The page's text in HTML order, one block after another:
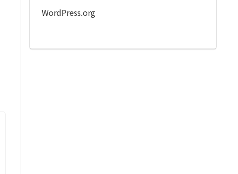
WordPress.org